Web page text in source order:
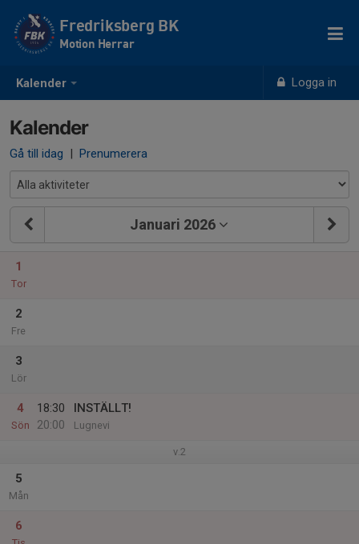
Kalender Logga in
Fredriksberg BK
Motion Herrar
Kalender
Gå till idag | Prenumerera
Januari 2026
1
Tor
2
Fre
3
Lör
4
Sön
18:30
20:00
INSTÄLLT!
Lugnevi
v.2
5
Mån
6